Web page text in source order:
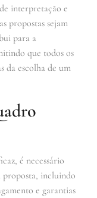
interpretação e
propostas sejam
para a
que todos os
da escolha de um
é necessário
proposta, incluindo
e garantias